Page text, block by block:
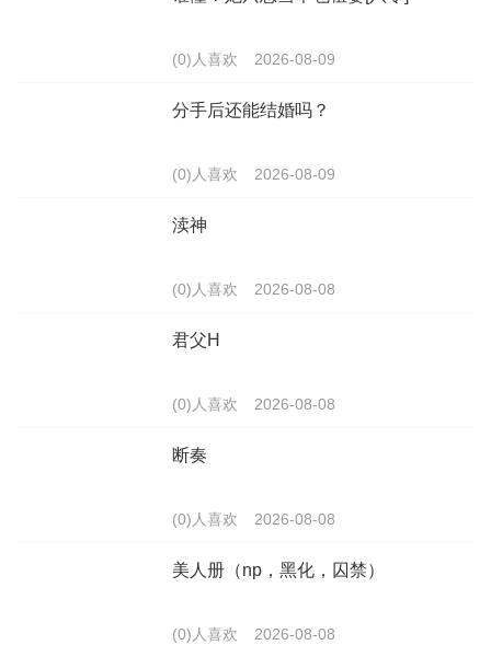
(0)人喜欢 2026-08-09
分手后还能结婚吗？
(0)人喜欢 2026-08-09
渎神
(0)人喜欢 2026-08-08
君父H
(0)人喜欢 2026-08-08
断奏
(0)人喜欢 2026-08-08
美人册（np，黑化，囚禁）
(0)人喜欢 2026-08-08